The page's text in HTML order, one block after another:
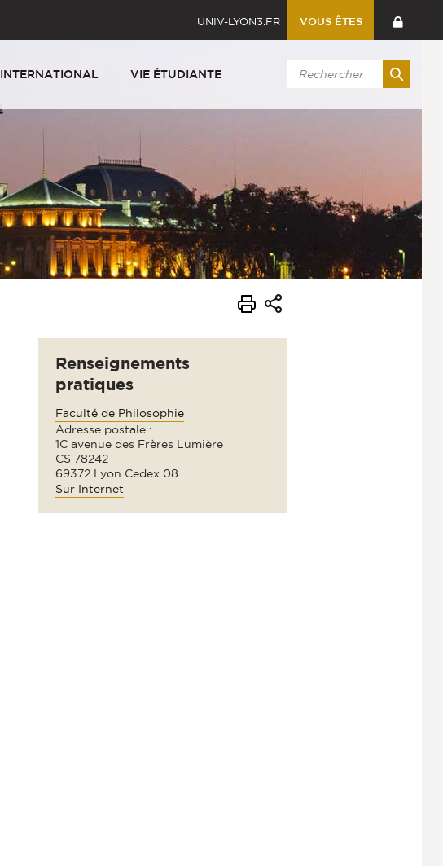
UNIV-LYON3.FR VOUS ÊTES
INTERNATIONAL VIE ÉTUDIANTE
Renseignements
pratiques
Faculté de Philosophie
Adresse postale :
1C avenue des Frères Lumière
CS 78242
69372 Lyon Cedex 08
Sur Internet